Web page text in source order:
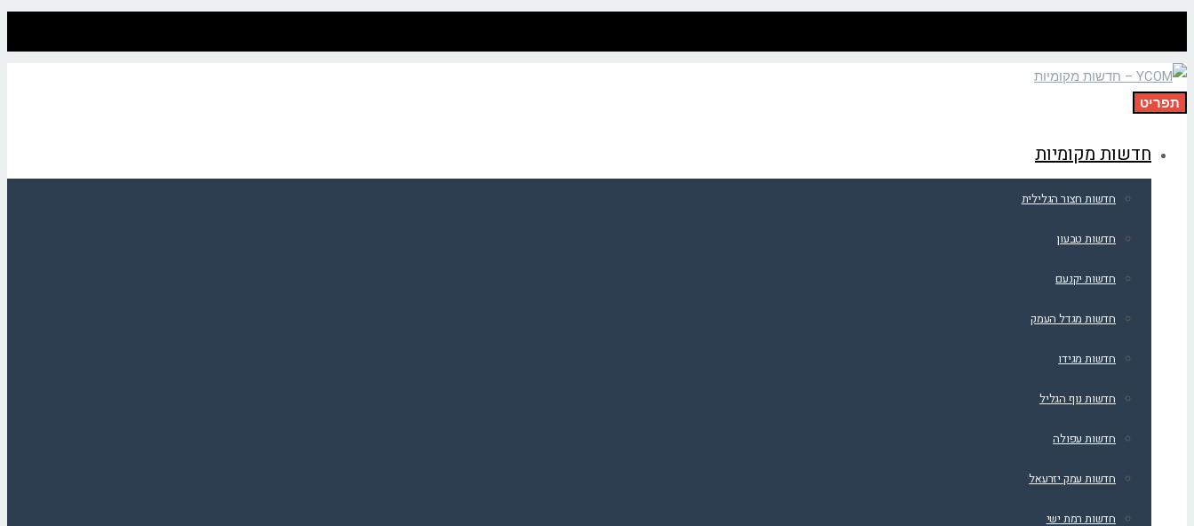
תפריט
חדשות מקומיות
חדשות חצור הגלילית
חדשות טבעון
חדשות יקנעם
חדשות מגדל העמק
חדשות מגידו
חדשות נוף הגליל
חדשות עפולה
חדשות עמק יזרעאל
חדשות רמת ישי